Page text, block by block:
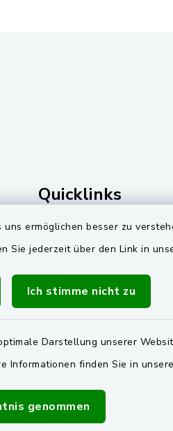
ermöglichen besser zu
Sie jederzeit über den Link in
Ich stimme nicht zu
Darstellung unserer
Informationen finden Sie in
genommen
Quicklinks
Zweckverband
Pretzabrucker Gruppe
BayernPortal
Landkreis Schwandorf
Oberpfälzer Wald